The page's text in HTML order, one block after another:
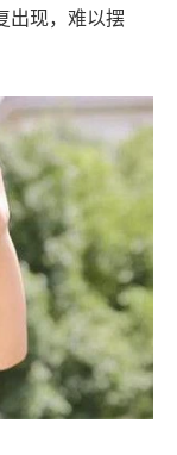
出现，难以摆